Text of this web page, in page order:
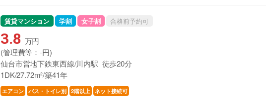
賃貸マンション 学割 女子割 合格前予約可
3.8 万円
(管理費等：-円)
仙台市営地下鉄東西線/川内駅 徒歩20分
1DK/27.72m²/築41年
エアコン バス・トイレ別 2階以上 ネット接続可